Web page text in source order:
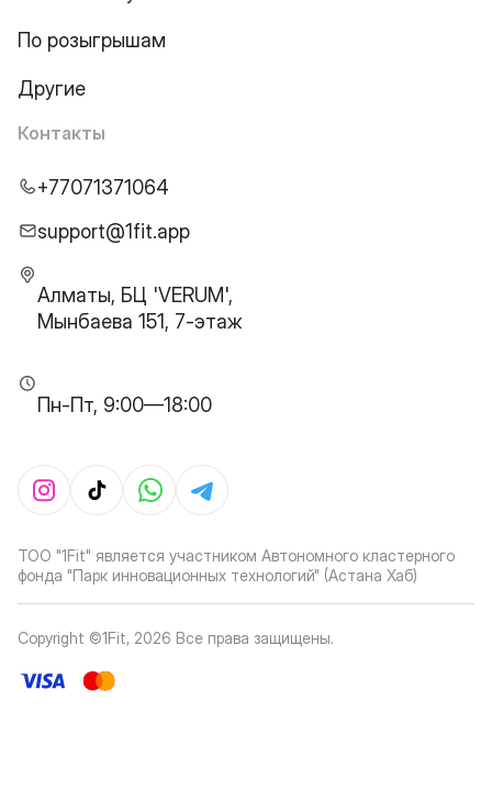
По розыгрышам
Другие
Контакты
+77071371064
support@1fit.app
Алматы, БЦ 'VERUM',
Мынбаева 151, 7-этаж
Пн-Пт, 9:00—18:00
ТОО "1Fit" является участником Автономного кластерного
фонда "Парк инновационных технологий" (Астана Хаб)
Copyright ©1Fit, 2026 Все права защищены.